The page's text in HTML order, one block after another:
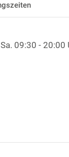
09:30 - 20:00